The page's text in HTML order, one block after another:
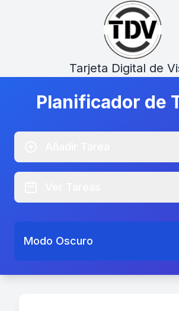
Tarjeta Digital de
Planificador de
Modo Oscuro